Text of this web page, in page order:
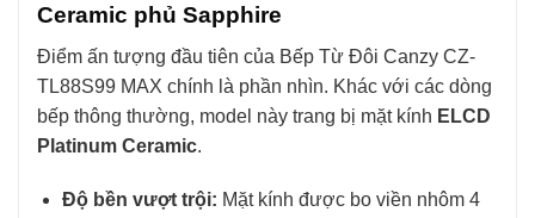
Ceramic phủ Sapphire
Điểm ấn tượng đầu tiên của Bếp Từ Đôi Canzy CZ-
TL88S99 MAX chính là phần nhìn. Khác với các dòng
bếp thông thường, model này trang bị mặt kính ELCD
Platinum Ceramic.
Độ bền vượt trội: Mặt kính được bo viền nhôm 4